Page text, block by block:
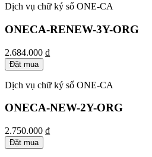
Dịch vụ chữ ký số ONE-CA
ONECA-RENEW-3Y-ORG
2.684.000 ₫
Đặt mua
Dịch vụ chữ ký số ONE-CA
ONECA-NEW-2Y-ORG
2.750.000 ₫
Đặt mua